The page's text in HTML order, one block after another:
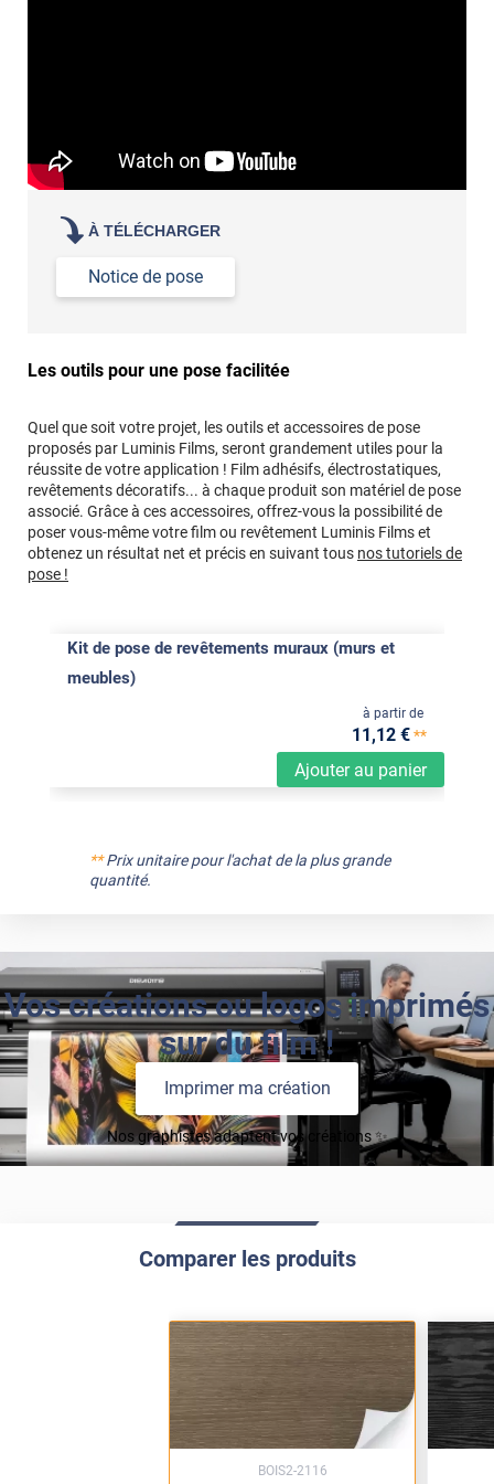
À TÉLÉCHARGER
Notice de pose
Les outils pour une pose facilitée
Quel que soit votre projet, les outils et accessoires de pose
proposés par Luminis Films, seront grandement utiles pour la
réussite de votre application ! Film adhésifs, électrostatiques,
revêtements décoratifs... à chaque produit son matériel de pose
associé. Grâce à ces accessoires, offrez-vous la possibilité de
poser vous-même votre film ou revêtement Luminis Films et
obtenez un résultat net et précis en suivant tous nos tutoriels de
pose !
Kit de pose de revêtements muraux (murs et
meubles)
Ajouter au panier
à partir de
11,12 €**
**Prix unitaire pour l'achat de la plus grande
quantité.
Vos créations ou logos imprimés
sur du film !
Imprimer ma création
Nos graphistes adaptent vos créations ✨
Comparer les produits
BOIS2-2116